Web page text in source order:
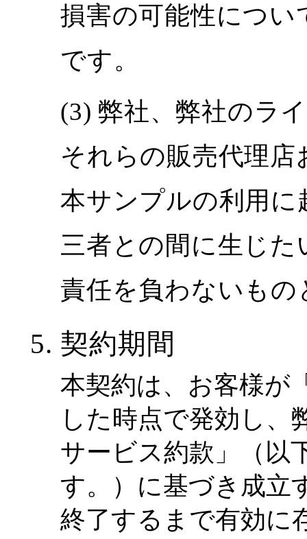
損害の可能性につ
です。
弊社、弊社のラ
それらの販売代理
本サンプルの利用
三者との間に生じ
責任を負わないもの
契約期間
本契約は、お客様が
した時点で発効し
サービス約款」（以
す。）に基づき成立
終了するまで有効に